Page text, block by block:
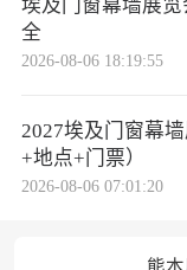
埃及门窗幕墙展
全
2026-08-06 18:19:55
2027埃及门窗幕
+地点+门票）
2026-08-06 07:01:20